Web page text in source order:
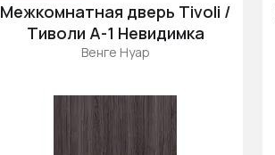
Межкомнатная дверь Tivoli /
Тиволи А-1 Невидимка
Венге Нуар